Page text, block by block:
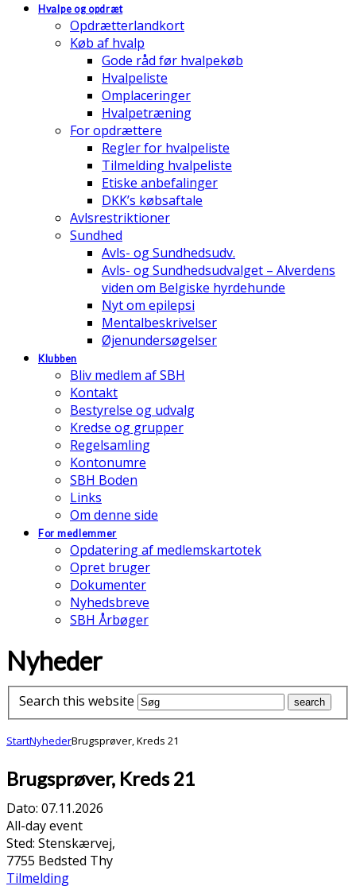
Hvalpe og opdræt
Opdrætterlandkort
Køb af hvalp
Gode råd før hvalpekøb
Hvalpeliste
Omplaceringer
Hvalpetræning
For opdrættere
Regler for hvalpeliste
Tilmelding hvalpeliste
Etiske anbefalinger
DKK’s købsaftale
Avlsrestriktioner
Sundhed
Avls- og Sundhedsudv.
Avls- og Sundhedsudvalget – Alverdens
viden om Belgiske hyrdehunde
Nyt om epilepsi
Mentalbeskrivelser
Øjenundersøgelser
Klubben
Bliv medlem af SBH
Kontakt
Bestyrelse og udvalg
Kredse og grupper
Regelsamling
Kontonumre
SBH Boden
Links
Om denne side
For medlemmer
Opdatering af medlemskartotek
Opret bruger
Dokumenter
Nyhedsbreve
SBH Årbøger
Nyheder
Search this website
StartNyhederBrugsprøver, Kreds 21
Brugsprøver, Kreds 21
Dato: 07.11.2026
All-day event
Sted: Stenskærvej,
7755 Bedsted Thy
Tilmelding